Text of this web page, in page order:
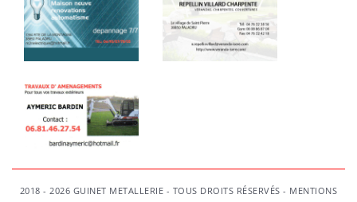
2018 - 2026 GUINET METALLERIE - TOUS DROITS RÉSERVÉS - MENTIONS